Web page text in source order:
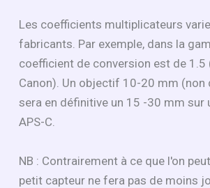
Les coefficients multiplicateurs
fabricants. Par exemple, dans la
coefficient de conversion est de 1.5
Canon). Un objectif 10-20 mm (non
sera en définitive un 15 -30 mm sur
APS-C.
NB : Contrairement à ce que l'on
petit capteur ne fera pas de moins